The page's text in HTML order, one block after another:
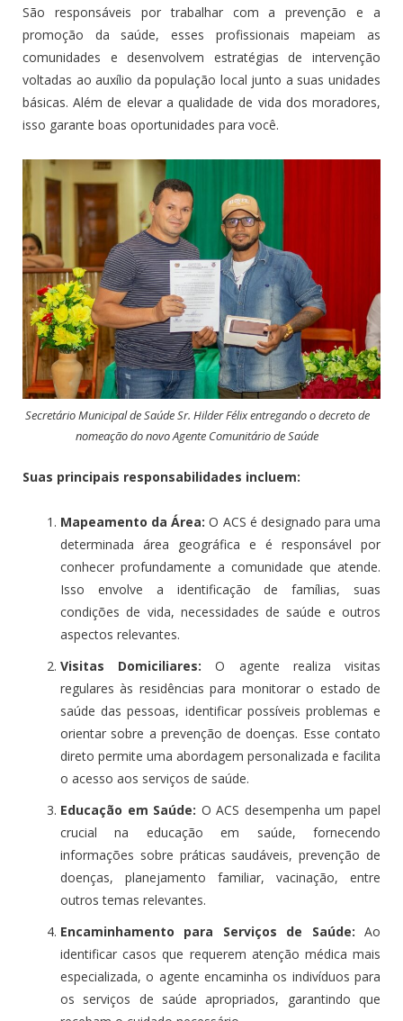
São responsáveis por trabalhar com a prevenção e a
promoção da saúde, esses profissionais mapeiam as
comunidades e desenvolvem estratégias de intervenção
voltadas ao auxílio da população local junto a suas unidades
básicas. Além de elevar a qualidade de vida dos moradores,
isso garante boas oportunidades para você.
Secretário Municipal de Saúde Sr. Hilder Félix entregando o decreto de
nomeação do novo Agente Comunitário de Saúde
Suas principais responsabilidades incluem:
Mapeamento da Área: O ACS é designado para uma
determinada área geográfica e é responsável por
conhecer profundamente a comunidade que atende.
Isso envolve a identificação de famílias, suas
condições de vida, necessidades de saúde e outros
aspectos relevantes.
Visitas Domiciliares: O agente realiza visitas
regulares às residências para monitorar o estado de
saúde das pessoas, identificar possíveis problemas e
orientar sobre a prevenção de doenças. Esse contato
direto permite uma abordagem personalizada e facilita
o acesso aos serviços de saúde.
Educação em Saúde: O ACS desempenha um papel
crucial na educação em saúde, fornecendo
informações sobre práticas saudáveis, prevenção de
doenças, planejamento familiar, vacinação, entre
outros temas relevantes.
Encaminhamento para Serviços de Saúde: Ao
identificar casos que requerem atenção médica mais
especializada, o agente encaminha os indivíduos para
os serviços de saúde apropriados, garantindo que